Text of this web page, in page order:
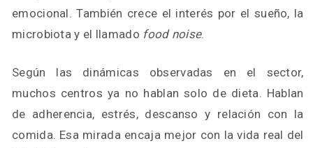
emocional. También crece el interés por el sueño, la
microbiota y el llamado food noise.
Según las dinámicas observadas en el sector,
muchos centros ya no hablan solo de dieta. Hablan
de adherencia, estrés, descanso y relación con la
comida. Esa mirada encaja mejor con la vida real del